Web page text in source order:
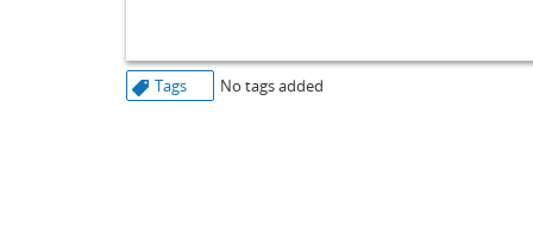
Tags No tags added